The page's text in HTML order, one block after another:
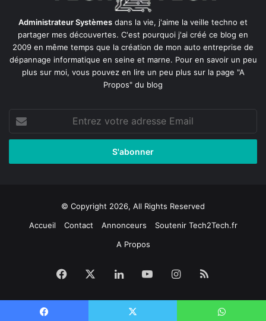
Administrateur Systèmes dans la vie, j'aime la veille techno et
partager mes découvertes. C'est pourquoi j'ai créé ce blog en
2009 en même temps que la création de mon auto entreprise de
dépannage informatique en seine et marne. Pour en savoir un peu
plus sur moi, vous pouvez en lire un peu plus sur la page "A
Propos" du blog
votre
adresse
© Copyright 2026, All Rights Reserved
Accueil
Contact Annonceurs
Soutenir Tech2Tech.fr
A Propos
Facebook LinkedinYouTubeInstagram
RSS